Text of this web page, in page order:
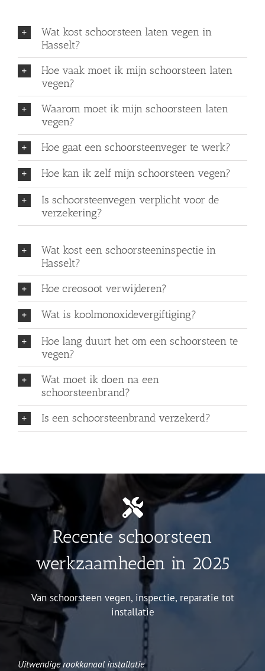
Wat kost schoorsteen laten vegen in
Hasselt?
Hoe vaak moet ik mijn schoorsteen laten
vegen?
Waarom moet ik mijn schoorsteen laten
vegen?
Hoe gaat een schoorsteenveger te werk?
Hoe kan ik zelf mijn schoorsteen vegen?
Is schoorsteenvegen verplicht voor de
verzekering?
Wat kost een schoorsteeninspectie in
Hasselt?
Hoe creosoot verwijderen?
Wat is koolmonoxidevergiftiging?
Hoe lang duurt het om een schoorsteen te
vegen?
Wat moet ik doen na een
schoorsteenbrand?
Is een schoorsteenbrand verzekerd?
Recente schoorsteen
werkzaamheden in 2025
Van schoorsteen vegen, inspectie, reparatie tot
installatie
Uitwendige rookkanaal installatie